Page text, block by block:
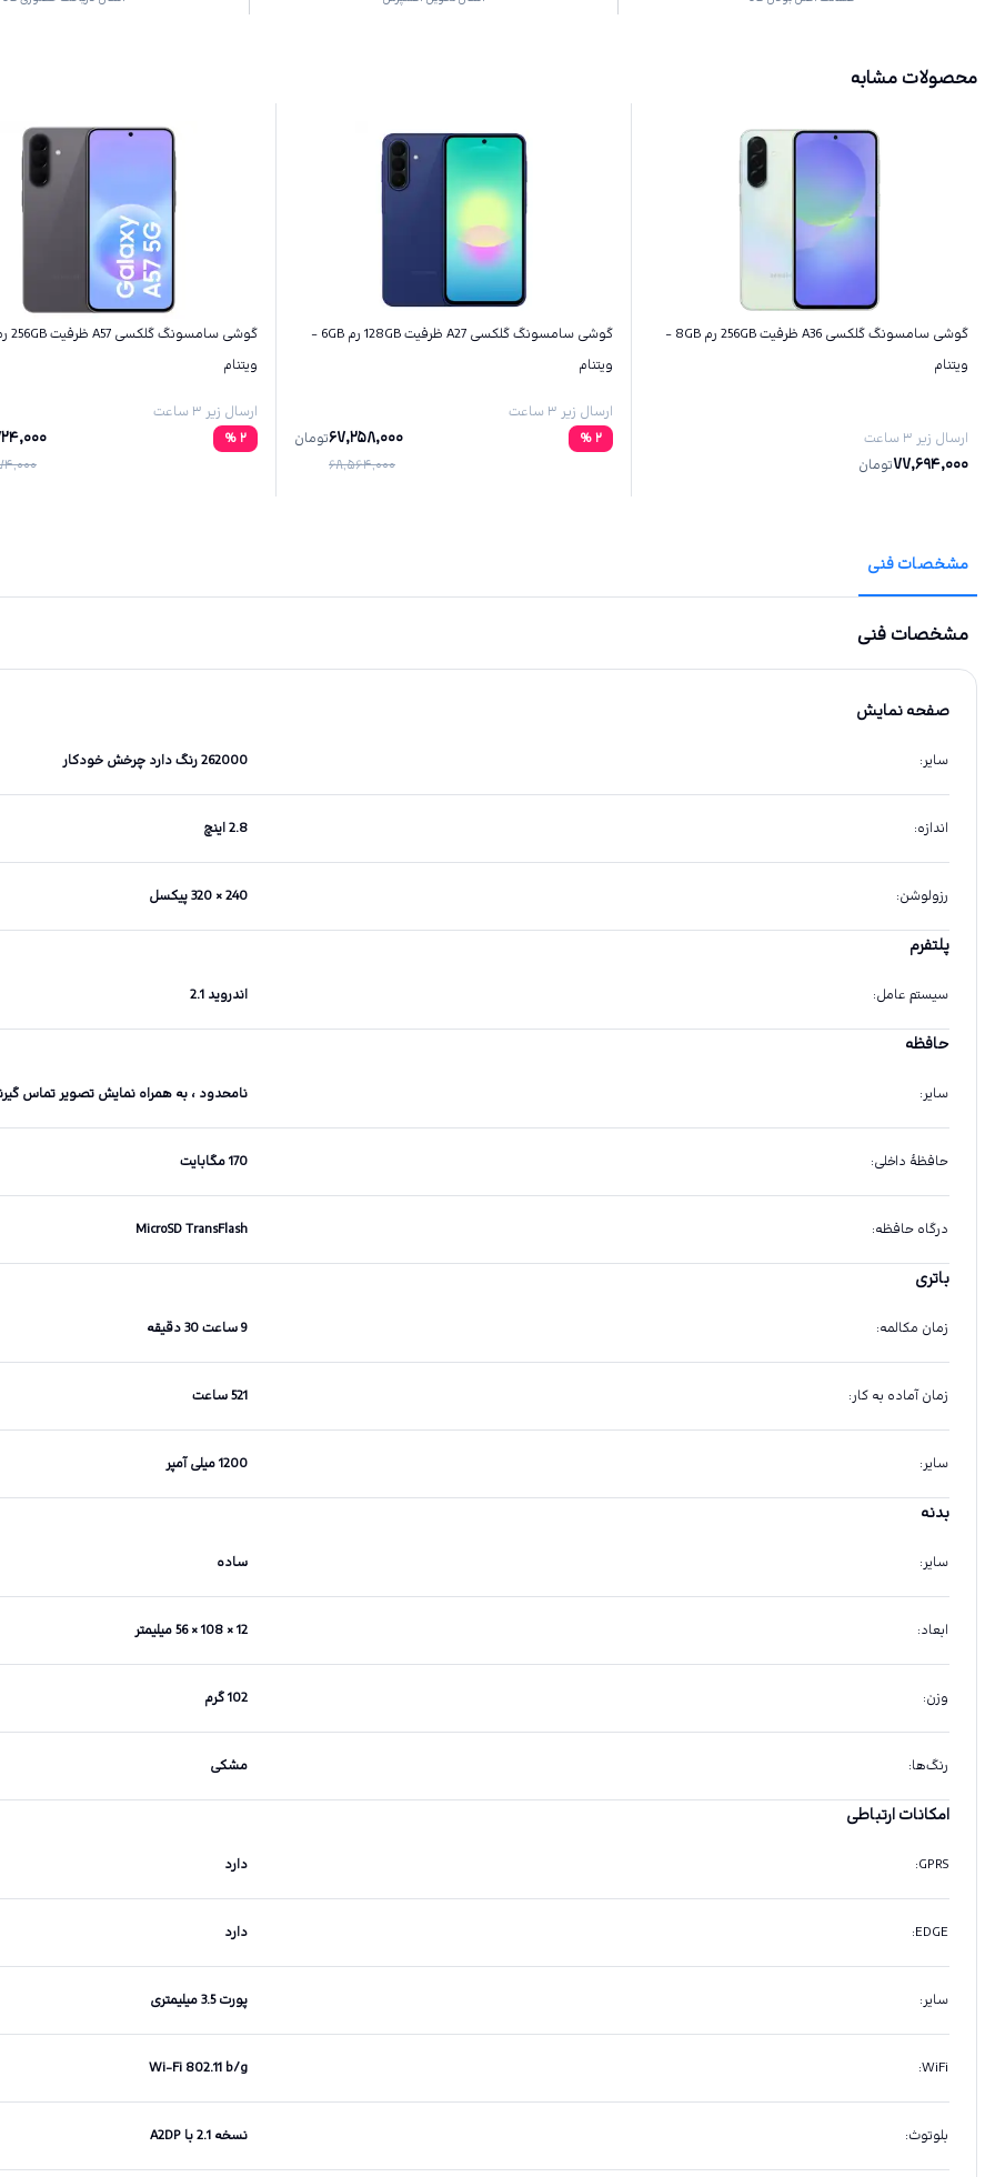
محصولات مشابه
گوشی سامسونگ گلکسی A36 ظرفیت 256GB رم 8GB -
ویتنام
ارسال زیر ۳ ساعت
77,694,000تومان
گوشی سامسونگ گلکسی A27 ظرفیت 128GB رم 6GB -
ویتنام
ارسال زیر ۳ ساعت
2
%
67,258,000
68,564,000
تومان
ویتنام
ارسال زیر ۳ ساعت
2
%
مشخصات فنی
مشخصات فنی
صفحه نمایش
سایر: 262000 رنگ دارد چرخش خودکار
اندازه: 2.8 اینچ
رزولوشن: 240 × 320 پیکسل
پلتفرم
سیستم عامل: اندروید 2.1
حافظه
سایر: نامحدود ، به همراه نمایش تصویر تماس
حافظهٔ داخلی: 170 مگابایت
درگاه حافظه:
MicroSD TransFlash
باتری
زمان مکالمه: 9 ساعت 30 دقیقه
زمان آماده به کار: 521 ساعت
سایر: 1200 میلی آمپر
بدنه
سایر: ساده
ابعاد: 12 × 108 × 56 میلیمتر
وزن: 102 گرم
رنگ‌ها: مشکی
امکانات ارتباطی
GPRS
: دارد
EDGE
: دارد
سایر: پورت 3.5 میلیمتری
WiFi
:
Wi-Fi 802.11 b/g
بلوتوث: نسخه 2.1 با A2DP